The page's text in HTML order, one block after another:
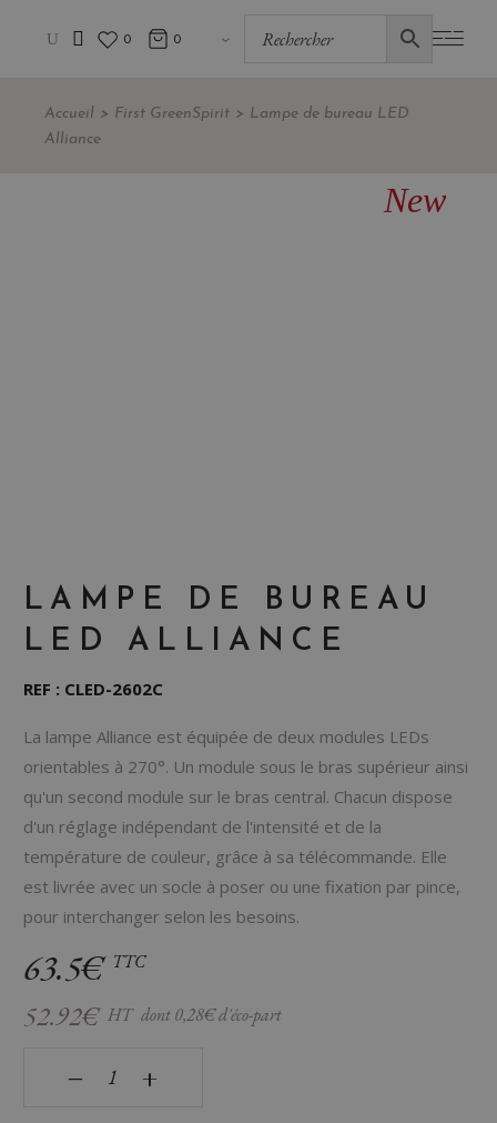
0 0
Accueil First GreenSpirit
Lampe de bureau LED
Alliance
New
LAMPE DE BUREAU
LED ALLIANCE
REF : CLED-2602C
La lampe Alliance est équipée de deux modules LEDs
orientables à 270°. Un module sous le bras supérieur ainsi
qu'un second module sur le bras central. Chacun dispose
d'un réglage indépendant de l'intensité et de la
température de couleur, grâce à sa télécommande. Elle
est livrée avec un socle à poser ou une fixation par pince,
pour interchanger selon les besoins.
63.5€ TTC
52.92€ HT dont0,28€ d'éco-part
‒ +